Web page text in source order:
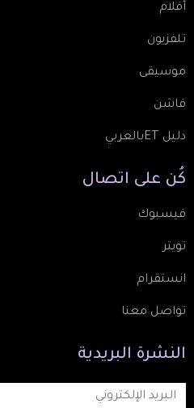
أفلام
تلفزيون
موسيقى
فاشن
دليل ETبالعربي
كُن على اتصال
فيسبوك
تويتر
انستقرام
تواصل معنا
النشرة البريدية